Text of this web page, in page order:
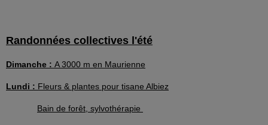
Randonnées collectives l'été
Dimanche : A 3000 m en Maurienne
Lundi : Fleurs & plantes pour tisane Albiez
Bain de forêt, sylvothérapie